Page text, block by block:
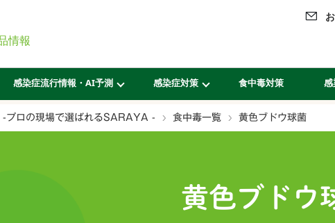
感染症流行情報・AI予測 感染症対策 食中毒対策 感
-プロの現場で選ばれるSARAYA - 食中毒一覧 黄色ブドウ球菌
黄色ブドウ